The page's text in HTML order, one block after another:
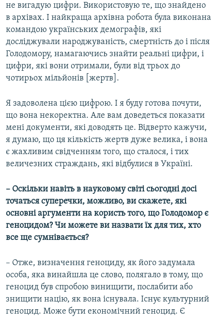
не вигадую цифри. Використовую те, що знайдено
в архівах. І найкраща архівна робота була виконана
командою українських демографів, які
досліджували народжуваність, смертність до і після
Голодомору, намагаючись знайти реальні цифри, і
цифри, які вони отримали, були від трьох до
чотирьох мільйонів [жертв].
Я задоволена цією цифрою. І я буду готова почути,
що вона некоректна. Але вам доведеться показати
мені документи, які доводять це. Відверто кажучи,
я думаю, що ця кількість жертв дуже велика, і вона
є жахливим свідченням того, що сталося, і тих
величезних страждань, які відбулися в Україні.
– Оскільки навіть в науковому світі сьогодні досі
точаться суперечки, можливо, ви скажете, які
основні аргументи на користь того, що Голодомор є
геноцидом? Чи можете ви назвати їх для тих, хто
все ще сумнівається?
– Отже, визначення геноциду, як його задумала
особа, яка винайшла це слово, полягало в тому, що
геноцид був спробою винищити, послабити або
знищити націю, як вона існувала. Існує культурний
геноцид. Може бути економічний геноцид. Є